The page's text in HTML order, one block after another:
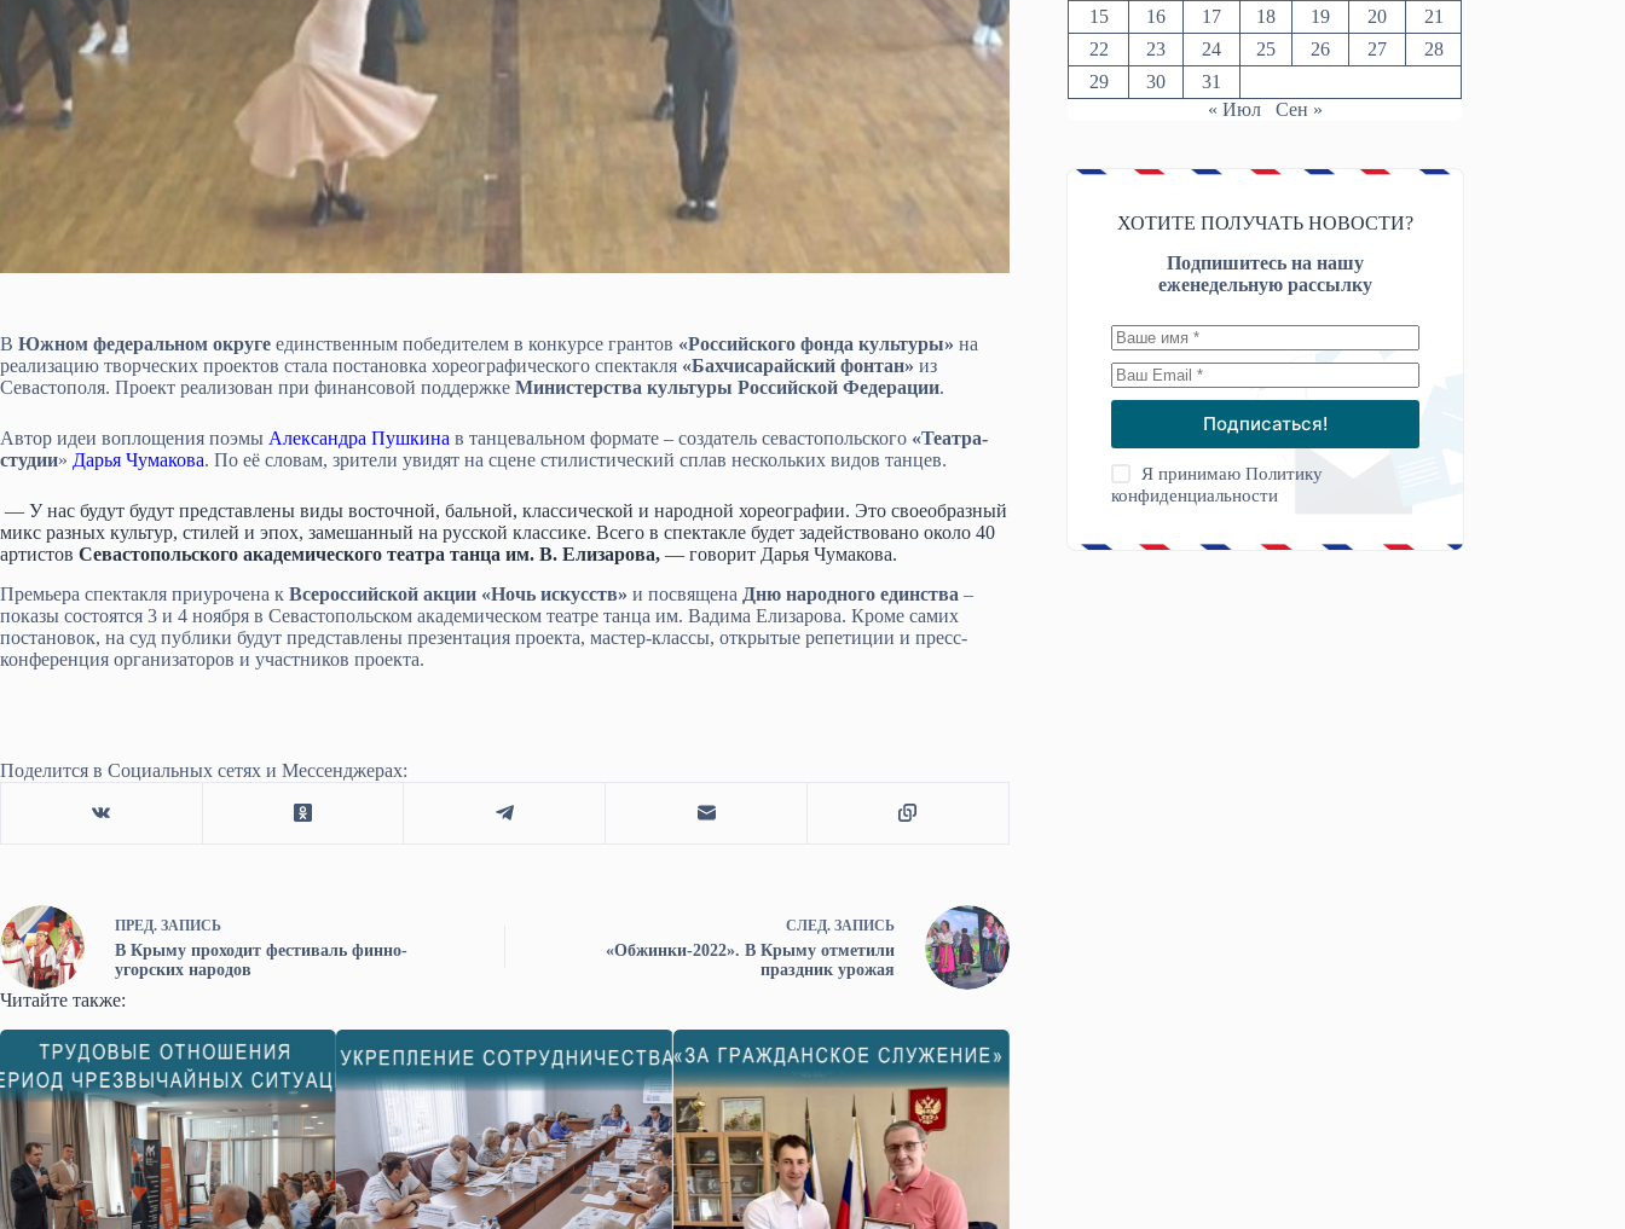
В Южном федеральном округе единственным победителем в конкурсе грантов «Российского фонда культуры» на
реализацию творческих проектов стала постановка хореографического спектакля «Бахчисарайский фонтан» из
Севастополя. Проект реализован при финансовой поддержке Министерства культуры Российской Федерации.
Автор идеи воплощения поэмы Александра Пушкина в танцевальном формате – создатель севастопольского «Театра-
студии» Дарья Чумакова. По её словам, зрители увидят на сцене стилистический сплав нескольких видов танцев.
— У нас будут будут представлены виды восточной, бальной, классической и народной хореографии. Это своеобразный
микс разных культур, стилей и эпох, замешанный на русской классике. Всего в спектакле будет задействовано около 40
артистов Севастопольского академического театра танца им. В. Елизарова, — говорит Дарья Чумакова.
Премьера спектакля приурочена к Всероссийской акции «Ночь искусств» и посвящена Дню народного единства –
показы состоятся 3 и 4 ноября в Севастопольском академическом театре танца им. Вадима Елизарова. Кроме самих
постановок, на суд публики будут представлены презентация проекта, мастер-классы, открытые репетиции и пресс-
конференция организаторов и участников проекта.
Поделится в Социальных сетях и Мессенджерах:
ПРЕД. ЗАПИСЬ
В Крыму проходит фестиваль финно-
угорских народов
СЛЕД. ЗАПИСЬ
«Обжинки-2022». В Крыму отметили
праздник урожая
Читайте также:
15
16 17 18 19 20
21
22
23 24 25 26 27
28
29
30
31
« Июл
Сен »
ХОТИТЕ ПОЛУЧАТЬ НОВОСТИ?
Подпишитесь на нашу
еженедельную рассылку
Подписаться!
Я принимаюПолитику
конфиденциальности